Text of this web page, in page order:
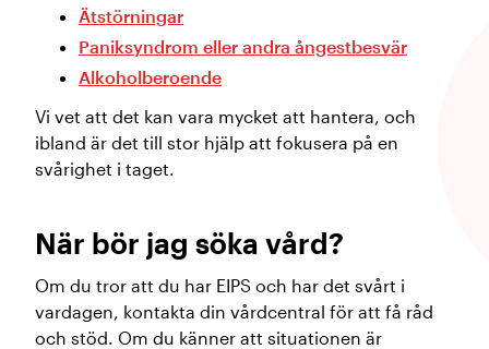
Ätstörningar
Paniksyndrom eller andra ångestbesvär
Alkoholberoende
Vi vet att det kan vara mycket att hantera, och
ibland är det till stor hjälp att fokusera på en
svårighet i taget.
När bör jag söka vård?
Om du tror att du har EIPS och har det svårt i
vardagen, kontakta din vårdcentral för att få råd
och stöd. Om du känner att situationen är